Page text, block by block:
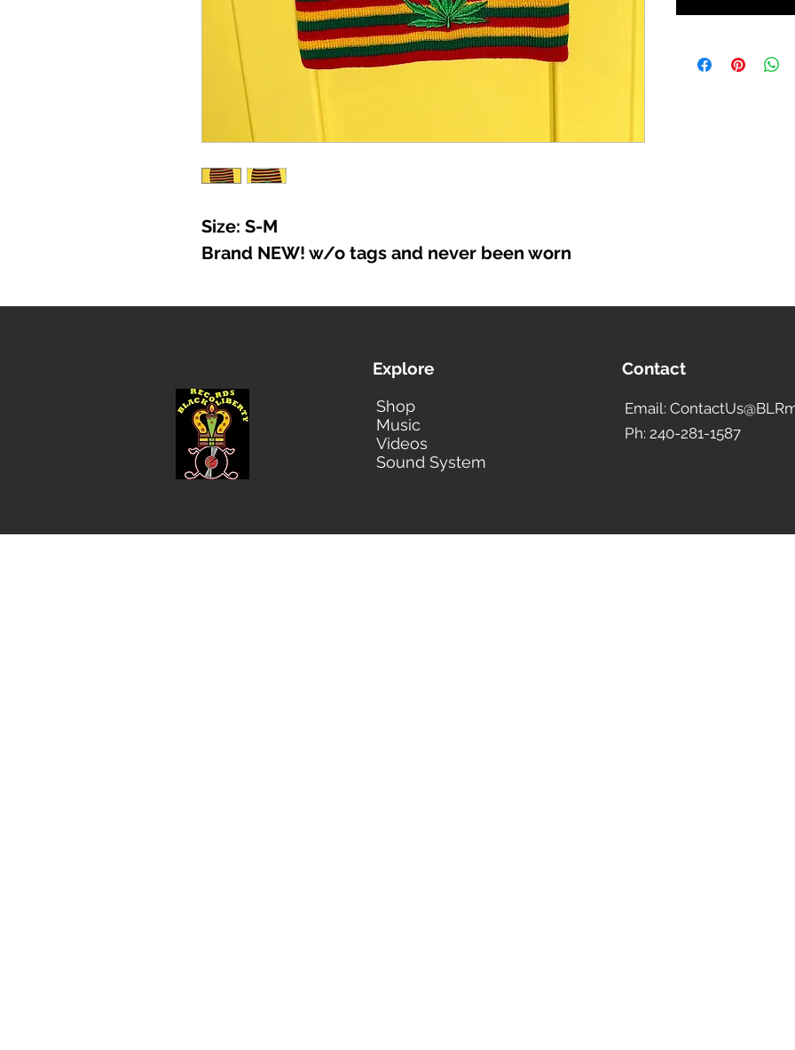
Size: S-M
Brand NEW! w/o tags and never been worn
Explore
Shop
Music
Videos
Sound System
Contact
Email:
Ph: 240-281-1587